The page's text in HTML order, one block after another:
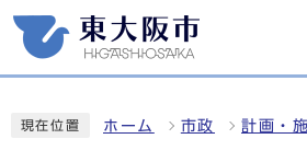
現在位置 ホーム 市政 計画・